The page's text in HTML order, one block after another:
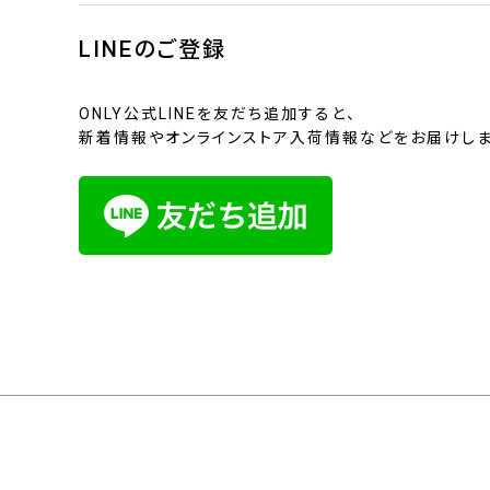
LINEのご登録
ONLY公式LINEを友だち追加すると、
新着情報やオンラインストア入荷情報などをお届けしま